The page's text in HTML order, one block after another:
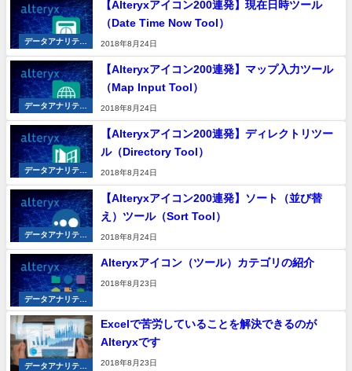
データアナリティ
【Alteryxアイコン200連発】現在日時ツール
（Date Time Now Tool）
2018年8月24日
データアナリティ
【Alteryxアイコン200連発】マップ入力ツール
（Map Input Tool）
2018年8月24日
データアナリティ
【Alteryxアイコン200連発】ディレクトリツー
ル（Directory Tool）
2018年8月24日
データアナリティ
【Alteryxアイコン200連発】ソート（並び替
え）ツール（Sort Tool）
2018年8月24日
データアナリティ
クス
Alteryxアイコン（ツール）カテゴリの紹介
2018年8月23日
データアナリティ
Excelで苦労していることを解決できるのが
Alteryxです
2018年8月23日